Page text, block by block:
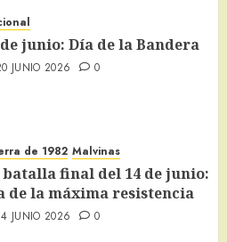
de junio: Día de la Bandera
JUNIO 2026 0
de 1982 Malvinas
batalla final del 14 de junio:
de la máxima resistencia
JUNIO 2026 0